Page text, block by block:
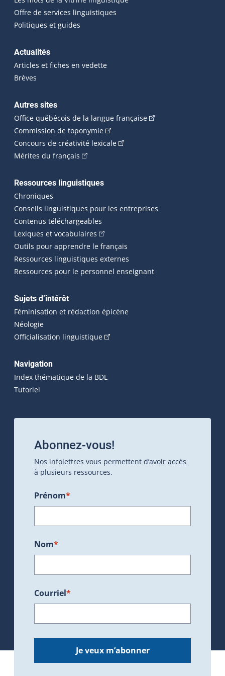
Offre de services linguistiques
Politiques et guides
Actualités
Articles et fiches en vedette
Brèves
Autres sites
Office québécois de la langue française(Cet hyperlien
Commission de toponymie(Cet hyperlien externe s'ouvrira
Concours de créativité lexicale(Cet hyperlien externe
Mérites du français (Cet hyperlien externe s'ouvrira dans une
Ressources linguistiques
Chroniques
Conseils linguistiques pour les entreprises
Contenus téléchargeables
Lexiques et vocabulaires (Cet hyperlien externe s'ouvrira
Outils pour apprendre le français
Ressources linguistiques externes
Ressources pour le personnel enseignant
Sujets d’intérêt
Féminisation et rédaction épicène
Néologie
Officialisation linguistique(Cet hyperlien externe s'ouvrira
Navigation
Index thématique de la BDL
Tutoriel
Abonnez-vous!
Nos infolettres vous permettent d’avoir accès
à plusieurs ressources.
Prénom*
Nom*
Courriel*
Je veux m’abonner